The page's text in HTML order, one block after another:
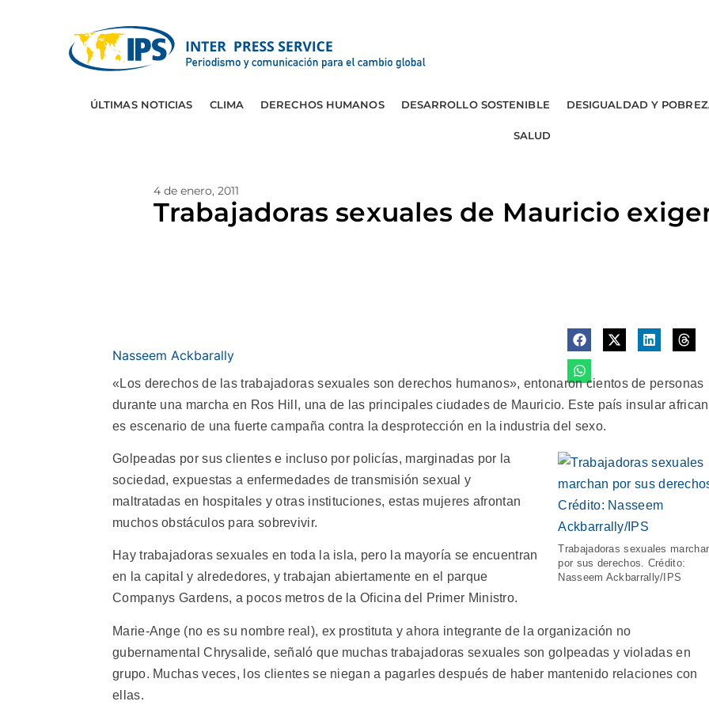
ÚLTIMAS NOTICIAS CLIMA DERECHOS HUMANOS DESARROLLO SOSTENIBLE DESIGUALDAD Y
SALUD
4 de enero, 2011
Trabajadoras sexuales de Mauricio
Nasseem Ackbarally
«Los derechos de las trabajadoras sexuales son derechos humanos», entonaron cientos de personas
durante una marcha en Ros Hill, una de las principales ciudades de Mauricio. Este país insular
es escenario de una fuerte campaña contra la desprotección en la industria del sexo.
Trabajadoras sexuales
por sus derechos. Crédito:
Nasseem Ackbarrally/IPS
Golpeadas por sus clientes e incluso por policías, marginadas por la
sociedad, expuestas a enfermedades de transmisión sexual y
maltratadas en hospitales y otras instituciones, estas mujeres afrontan
muchos obstáculos para sobrevivir.
Hay trabajadoras sexuales en toda la isla, pero la mayoría se encuentran
en la capital y alrededores, y trabajan abiertamente en el parque
Companys Gardens, a pocos metros de la Oficina del Primer Ministro.
Marie-Ange (no es su nombre real), ex prostituta y ahora integrante de la organización no
gubernamental Chrysalide, señaló que muchas trabajadoras sexuales son golpeadas y violadas en
grupo. Muchas veces, los clientes se niegan a pagarles después de haber mantenido relaciones con
ellas.